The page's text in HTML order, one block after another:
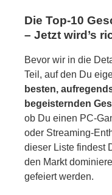
Die Top-10
– Jetzt wird’s
Bevor wir in die
Teil, auf den Du
besten,
begeisternden
ob Du einen PC-
oder Streaming-
dieser Liste findest
den Markt
gefeiert werden.